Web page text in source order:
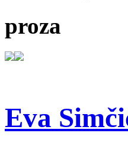
proza
Eva